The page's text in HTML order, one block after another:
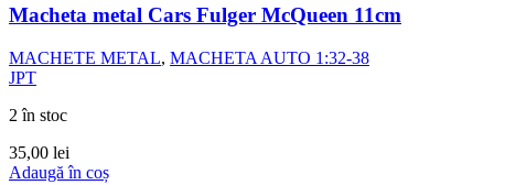
Macheta metal Cars Fulger McQueen 11cm
MACHETE METAL, MACHETA AUTO 1:32-38
JPT
2 în stoc
35,00 lei
Adaugă în coș